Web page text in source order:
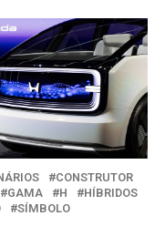
CONSTRUTOR
GAMA H
HÍBRIDOS
SÍMBOLO